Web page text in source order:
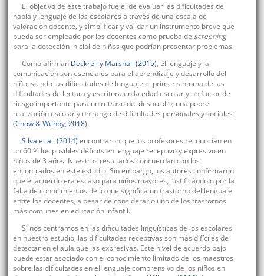
El objetivo de este trabajo fue el de evaluar las dificultades de
habla y lenguaje de los escolares a través de una escala de
valoración docente, y simplificar y validar un instrumento breve que
pueda ser empleado por los docentes como prueba de screening
para la detección inicial de niños que podrían presentar problemas.
Como afirman Dockrell y Marshall (2015), el lenguaje y la
comunicación son esenciales para el aprendizaje y desarrollo del
niño, siendo las dificultades de lenguaje el primer síntoma de las
dificultades de lectura y escritura en la edad escolar y un factor de
riesgo importante para un retraso del desarrollo, una pobre
realización escolar y un rango de dificultades personales y sociales
(Chow & Wehby, 2018).
Silva et al. (2014) encontraron que los profesores reconocían en
un 60 % los posibles déficits en lenguaje receptivo y expresivo en
niños de 3 años. Nuestros resultados concuerdan con los
encontrados en este estudio. Sin embargo, los autores confirmaron
que el acuerdo era escaso para niños mayores, justificándolo por la
falta de conocimientos de lo que significa un trastorno del lenguaje
entre los docentes, a pesar de considerarlo uno de los trastornos
más comunes en educación infantil.
Si nos centramos en las dificultades lingüísticas de los escolares
en nuestro estudio, las dificultades receptivas son más difíciles de
detectar en el aula que las expresivas. Este nivel de acuerdo bajo
puede estar asociado con el conocimiento limitado de los maestros
sobre las dificultades en el lenguaje comprensivo de los niños en